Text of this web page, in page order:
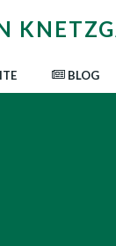
BLOG